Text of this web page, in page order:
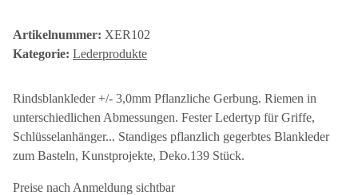
Artikelnummer: XER102
Kategorie: Lederprodukte
Rindsblankleder +/- 3,0mm Pflanzliche Gerbung. Riemen in
unterschiedlichen Abmessungen. Fester Ledertyp für Griffe,
Schlüsselanhänger... Standiges pflanzlich gegerbtes Blankleder
zum Basteln, Kunstprojekte, Deko.139 Stück.
Preise nach Anmeldung sichtbar